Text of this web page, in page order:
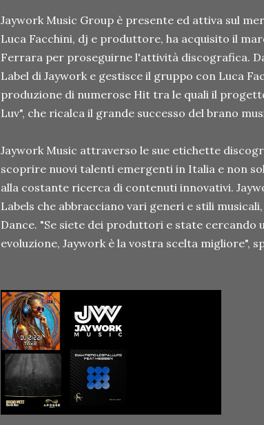
Jaywork Music Group è presente ed attiva sul
Luca Facchini, dj e produttore, ha acquisito il
Ferrara per proseguirne l'attività discografica.
Label di Jaywork e gestisce il gruppo con Luca
produzione di numerose Hit tra le quali il
Luv", che ricalca il grande successo del brano
Jaywork Music attraverso le sue etichette
scoprire nuovi talenti emergenti in Italia e non
alla costante ricerca di contenuti innovativi.
Labels che abbracciano vari generi e stili
Dance. "Se siete dei produttori e state
evoluzione, Jaywork è la vostra scelta migliore",